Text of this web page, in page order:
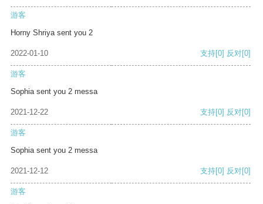
游客
Horny Shriya sent you 2
2022-01-10 支持[0] 反对[0]
游客
Sophia sent you 2 messa
2021-12-22 支持[0] 反对[0]
游客
Sophia sent you 2 messa
2021-12-12 支持[0] 反对[0]
游客